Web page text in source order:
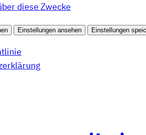
diese Zwecke
Einstellungen ansehen Einstellungen